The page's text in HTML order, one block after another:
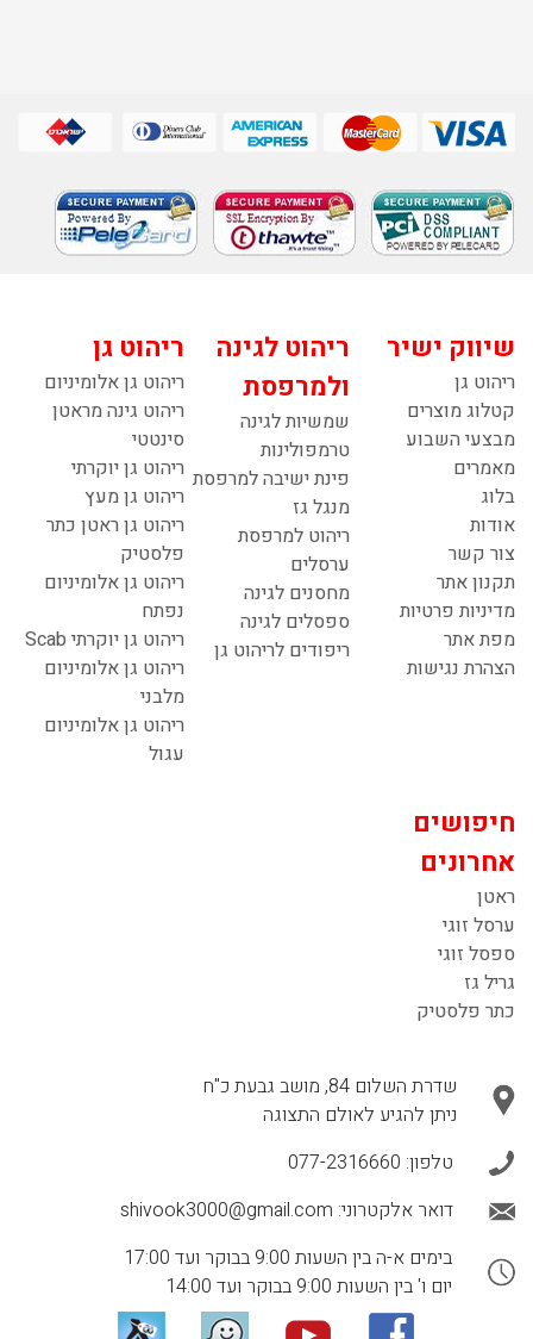
שיווק ישיר
ריהוט גן
קטלוג מוצרים
מבצעי השבוע
מאמרים
בלוג
אודות
צור קשר
תקנון אתר
מדיניות פרטיות
מפת אתר
הצהרת נגישות
ריהוט לגינה
ולמרפסת
שמשיות לגינה
טרמפולינות
פינת ישיבה למרפסת
מנגל גז
ריהוט למרפסת
ערסלים
מחסנים לגינה
ספסלים לגינה
ריפודים לריהוט גן
ריהוט גן
ריהוט גן אלומיניום
ריהוט גינה מראטן
סינטטי
ריהוט גן יוקרתי
ריהוט גן מעץ
ריהוט גן ראטן כתר
פלסטיק
ריהוט גן אלומיניום
נפתח
ריהוט גן יוקרתי Scab
ריהוט גן אלומיניום
מלבני
ריהוט גן אלומיניום
עגול
חיפושים
אחרונים
ראטן
ערסל זוגי
ספסל זוגי
גריל גז
כתר פלסטיק
שדרת השלום 84, מושב גבעת כ"ח
ניתן להגיע לאולם התצוגה
טלפון: 077-2316660
דואר אלקטרוני: shivook3000@gmail.com
בימים א-ה בין השעות 9:00 בבוקר ועד 17:00
יום ו' בין השעות 9:00 בבוקר ועד 14:00